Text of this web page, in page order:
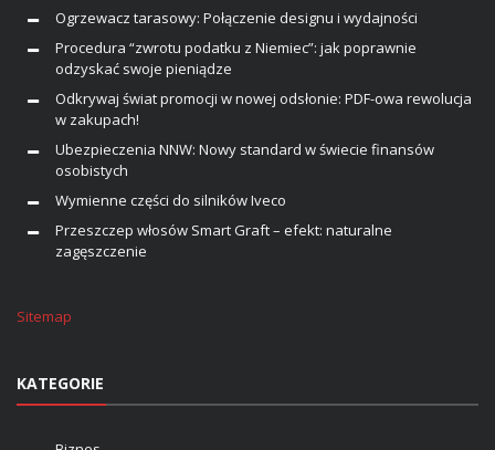
Ogrzewacz tarasowy: Połączenie designu i wydajności
Procedura “zwrotu podatku z Niemiec”: jak poprawnie
odzyskać swoje pieniądze
Odkrywaj świat promocji w nowej odsłonie: PDF-owa rewolucja
w zakupach!
Ubezpieczenia NNW: Nowy standard w świecie finansów
osobistych
Wymienne części do silników Iveco
Przeszczep włosów Smart Graft – efekt: naturalne
zagęszczenie
Sitemap
KATEGORIE